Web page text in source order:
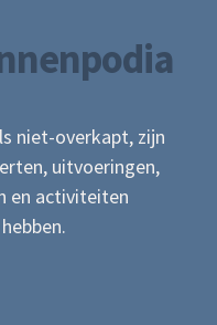
niet-overkapt, zijn
uitvoeringen,
en activiteiten